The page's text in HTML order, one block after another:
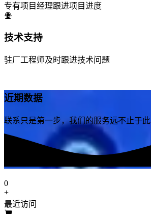
专有项目经理跟进项目进度
技术支持
驻厂工程师及时跟进技术问题
近期数据
联系只是第一步，我们的服务远不止于此
0
+
最近访问